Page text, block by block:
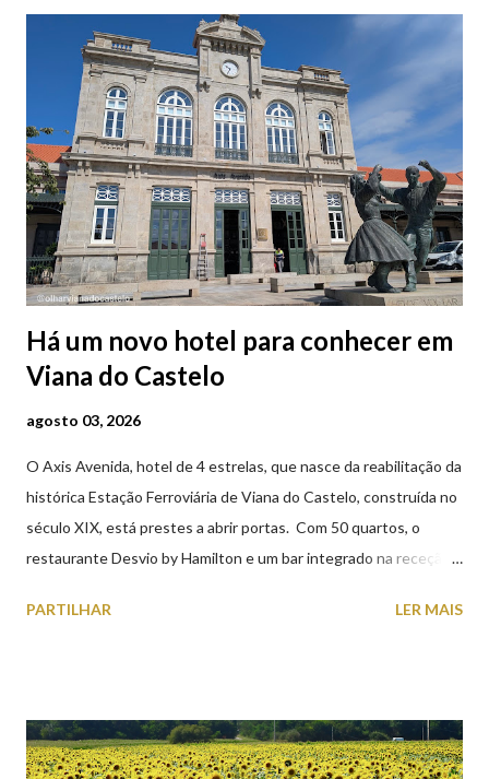
Há um novo hotel para conhecer em
Viana do Castelo
agosto 03, 2026
O Axis Avenida, hotel de 4 estrelas, que nasce da reabilitação da
histórica Estação Ferroviária de Viana do Castelo, construída no
século XIX, está prestes a abrir portas. Com 50 quartos, o
restaurante Desvio by Hamilton e um bar integrado na receção,
peças históricas cedidas pela IP Património que homenageiam a
PARTILHAR LER MAIS